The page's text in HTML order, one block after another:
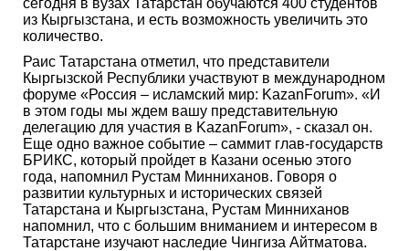
из Кыргызстана, и есть возможность увеличить это
количество.
Раис Татарстана отметил, что представители
Кыргызской Республики участвуют в международном
форуме «Россия – исламский мир: KazanForum». «И
в этом годы мы ждем вашу представительную
делегацию для участия в KazanForum», - сказал он.
Еще одно важное событие – саммит глав-государств
БРИКС, который пройдет в Казани осенью этого
года, напомнил Рустам Минниханов. Говоря о
развитии культурных и исторических связей
Татарстана и Кыргызстана, Рустам Минниханов
напомнил, что с большим вниманием и интересом в
Татарстане изучают наследие Чингиза Айтматова.